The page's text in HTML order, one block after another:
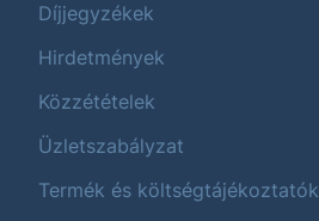
Díjjegyzékek
Hirdetmények
Közzétételek
Üzletszabályzat
Termék és költségtájékoztatók